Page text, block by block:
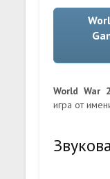
World War
игра от